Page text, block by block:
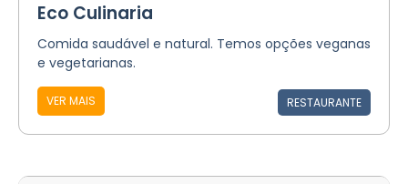
Eco Culinaria
Comida saudável e natural. Temos opções veganas
e vegetarianas.
VER MAIS RESTAURANTE